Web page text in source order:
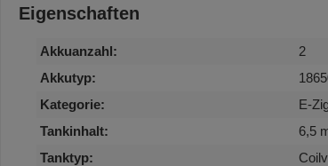
Eigenschaften
Akkuanzahl:
2
Akkutyp:
Kategorie:
E-
Tankinhalt:
6,5
Tanktyp: